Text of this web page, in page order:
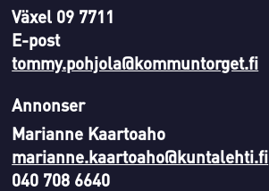
Växel 09 7711
E-post
tommy.pohjola@kommuntorget.fi
Annonser
Marianne Kaartoaho
marianne.kaartoaho@kuntalehti.fi
040 708 6640